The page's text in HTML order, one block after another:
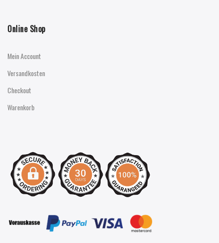
Online Shop
Mein Account
Versandkosten
Checkout
Warenkorb